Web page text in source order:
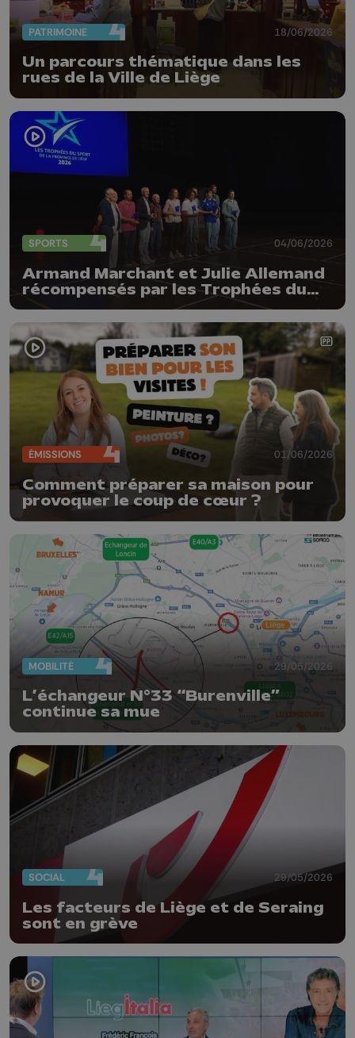
PATRIMOINE 18/06/2026
Un parcours thématique dans les
rues de la Ville de Liège
SPORTS 04/06/2026
Armand Marchant et Julie Allemand
récompensés par les Trophées du
sport de la Province de Liège
ÉMISSIONS 01/06/2026
Comment préparer sa maison pour
provoquer le coup de cœur ?
MOBILITÉ 29/05/2026
L’échangeur N°33 “Burenville”
continue sa mue
SOCIAL 29/05/2026
Les facteurs de Liège et de Seraing
sont en grève